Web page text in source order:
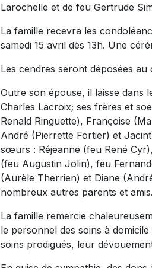
Larochelle et de feu Gertrude
La famille recevra les
samedi 15 avril dès 13h. Une
Les cendres seront déposées
Outre son épouse, il laisse dans
Charles Lacroix; ses frères et
Renald Ringuette), Françoise
André (Pierrette Fortier) et
sœurs : Réjeanne (feu René
(feu Augustin Jolin), feu
(Aurèle Therrien) et Diane
nombreux autres parents et amis.
La famille remercie
le personnel des soins à
soins prodigués, leur